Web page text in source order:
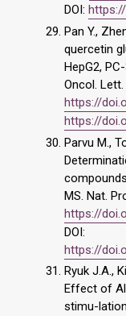
DOI:
Pan Y.,
quercetin
HepG2,
Oncol.
https://
https://
Parvu M.,
MS. Nat.
https://
DOI:
https://
Ryuk J.A.,
Effect of
stimu-